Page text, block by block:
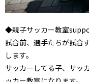
◆親子サッカー教室
試合前、選手たちが試合
します。
サッカーしてる子、サッ